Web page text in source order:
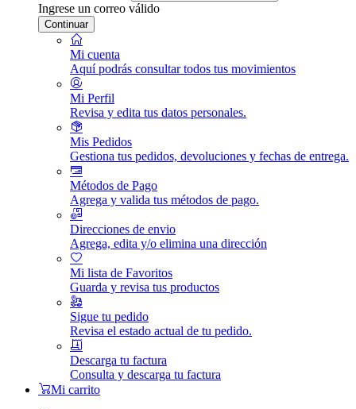
Ingrese un correo válido
Continuar
Mi cuenta
Aquí podrás consultar todos tus movimientos
Mi Perfil
Revisa y edita tus datos personales.
Mis Pedidos
Gestiona tus pedidos, devoluciones y fechas de entrega.
Métodos de Pago
Agrega y valida tus métodos de pago.
Direcciones de envio
Agrega, edita y/o elimina una dirección
Mi lista de Favoritos
Guarda y revisa tus productos
Sigue tu pedido
Revisa el estado actual de tu pedido.
Descarga tu factura
Consulta y descarga tu factura
Mi carrito